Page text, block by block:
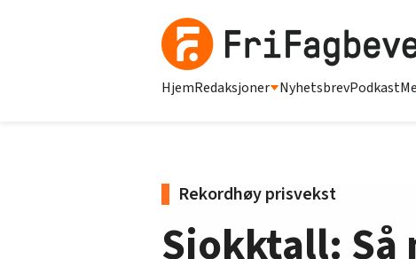
HjemRedaksjoner NyhetsbrevPodkast
Rekordhøy prisvekst
Sjokktall: Så